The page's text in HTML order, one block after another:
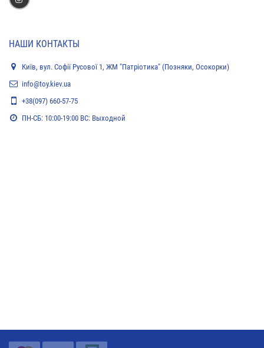
НАШИ КОНТАКТЫ
Київ, вул. Софії Русової 1, ЖМ "Патріотика" (Позняки, Осокорки)
info@toy.kiev.ua
+38(097) 660-57-75
ПН-СБ: 10:00-19:00 ВС: Выходной